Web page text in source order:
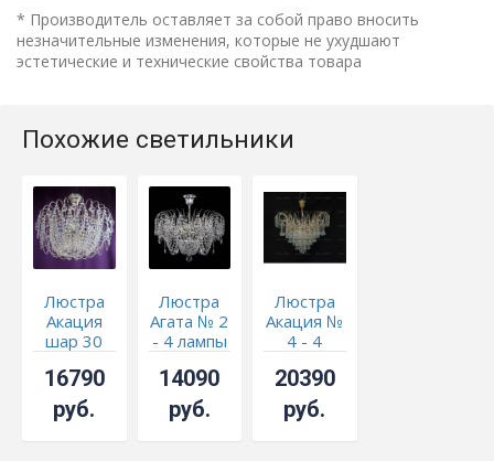
* Производитель оставляет за собой право вносить
незначительные изменения, которые не ухудшают
эстетические и технические свойства товара
Похожие светильники
Люстра
Акация
шар 30
16790
руб.
Люстра
Агата № 2
- 4 лампы
14090
руб.
Люстра
Акация №
4 - 4
20390
руб.